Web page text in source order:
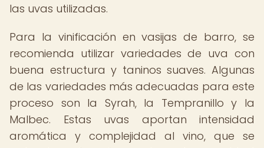
las uvas utilizadas.
Para la vinificación en vasijas de barro, se
recomienda utilizar variedades de uva con
buena estructura y taninos suaves. Algunas
de las variedades más adecuadas para este
proceso son la Syrah, la Tempranillo y la
Malbec. Estas uvas aportan intensidad
aromática y complejidad al vino, que se